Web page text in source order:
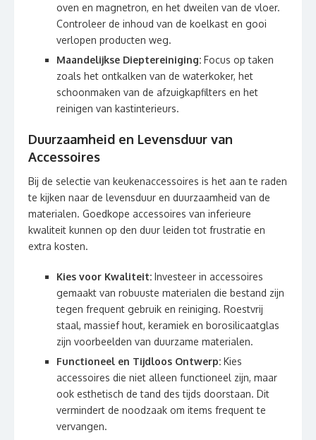
oven en magnetron, en het dweilen van de vloer.
Controleer de inhoud van de koelkast en gooi
verlopen producten weg.
Maandelijkse Dieptereiniging: Focus op taken
zoals het ontkalken van de waterkoker, het
schoonmaken van de afzuigkapfilters en het
reinigen van kastinterieurs.
Duurzaamheid en Levensduur van
Accessoires
Bij de selectie van keukenaccessoires is het aan te raden
te kijken naar de levensduur en duurzaamheid van de
materialen. Goedkope accessoires van inferieure
kwaliteit kunnen op den duur leiden tot frustratie en
extra kosten.
Kies voor Kwaliteit: Investeer in accessoires
gemaakt van robuuste materialen die bestand zijn
tegen frequent gebruik en reiniging. Roestvrij
staal, massief hout, keramiek en borosilicaatglas
zijn voorbeelden van duurzame materialen.
Functioneel en Tijdloos Ontwerp: Kies
accessoires die niet alleen functioneel zijn, maar
ook esthetisch de tand des tijds doorstaan. Dit
vermindert de noodzaak om items frequent te
vervangen.